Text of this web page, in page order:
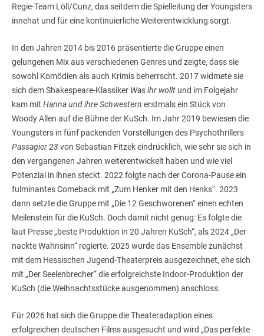
Regie-Team Löll/Cunz, das seitdem die Spielleitung der Youngsters
innehat und für eine kontinuierliche Weiterentwicklung sorgt.
In den Jahren 2014 bis 2016 präsentierte die Gruppe einen
gelungenen Mix aus verschiedenen Genres und zeigte, dass sie
sowohl Komödien als auch Krimis beherrscht. 2017 widmete sie
sich dem Shakespeare-Klassiker Was ihr wolltund im Folgejahr
kam mit Hanna und ihre Schwestern erstmals ein Stück von
Woody Allen auf die Bühne der KuSch. Im Jahr 2019 bewiesen die
Youngsters in fünf packenden Vorstellungen des Psychothrillers
Passagier 23 von Sebastian Fitzek eindrücklich, wie sehr sie sich in
den vergangenen Jahren weiterentwickelt haben und wie viel
Potenzial in ihnen steckt. 2022 folgte nach der Corona-Pause ein
fulminantes Comeback mit „Zum Henker mit den Henks“. 2023
dann setzte die Gruppe mit „Die 12 Geschworenen“ einen echten
Meilenstein für die KuSch. Doch damit nicht genug: Es folgte die
laut Presse „beste Produktion in 20 Jahren KuSch“, als 2024 „Der
nackte Wahnsinn“ regierte. 2025 wurde das Ensemble zunächst
mit dem Hessischen Jugend-Theaterpreis ausgezeichnet, ehe sich
mit „Der Seelenbrecher“ die erfolgreichste Indoor-Produktion der
KuSch (die Weihnachtsstücke ausgenommen) anschloss.
Für 2026 hat sich die Gruppe die Theateradaption eines
erfolgreichen deutschen Films ausgesucht und wird „Das perfekte